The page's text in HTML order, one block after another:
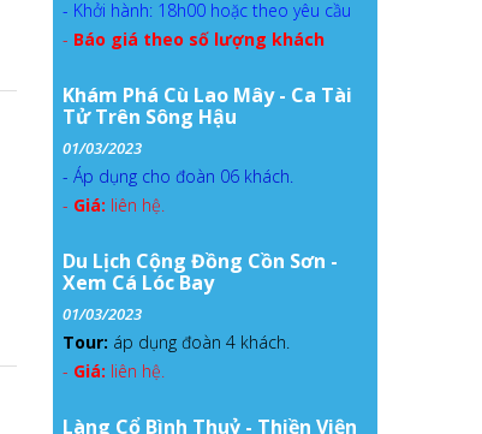
- Khởi hành: 18h00 hoặc theo yêu cầu
- Báo giá theo số lượng khách
Khám Phá Cù Lao Mây - Ca Tài
Tử Trên Sông Hậu
01/03/2023
- Áp dụng cho đoàn 06 khách.
- Giá: liên hệ.
Du Lịch Cộng Đồng Cồn Sơn -
Xem Cá Lóc Bay
01/03/2023
Tour: áp dụng đoàn 4 khách.
- Giá: liên hệ.
Làng Cổ Bình Thuỷ - Thiền Viện